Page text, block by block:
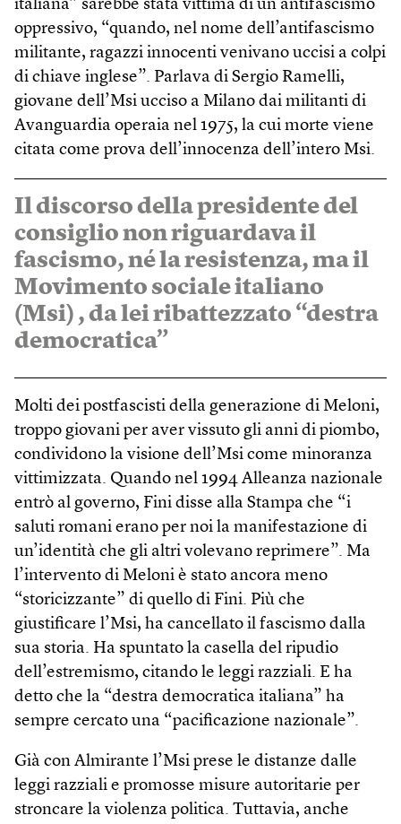
italiana” sarebbe stata vittima di un antifascismo
oppressivo, “quando, nel nome dell’antifascismo
militante, ragazzi innocenti venivano uccisi a colpi
di chiave inglese”. Parlava di Sergio Ramelli,
giovane dell’Msi ucciso a Milano dai militanti di
Avanguardia operaia nel 1975, la cui morte viene
citata come prova dell’innocenza dell’intero Msi.
Il discorso della presidente del
consiglio non riguardava il
fascismo, né la resistenza, ma il
Movimento sociale italiano
(Msi) , da lei ribattezzato “destra
democratica”
Molti dei postfascisti della generazione di Meloni,
troppo giovani per aver vissuto gli anni di piombo,
condividono la visione dell’Msi come minoranza
vittimizzata. Quando nel 1994 Alleanza nazionale
entrò al governo, Fini disse alla Stampa che “i
saluti romani erano per noi la manifestazione di
un’identità che gli altri volevano reprimere”. Ma
l’intervento di Meloni è stato ancora meno
“storicizzante” di quello di Fini. Più che
giustificare l’Msi, ha cancellato il fascismo dalla
sua storia. Ha spuntato la casella del ripudio
dell’estremismo, citando le leggi razziali. E ha
detto che la “destra democratica italiana” ha
sempre cercato una “pacificazione nazionale”.
Già con Almirante l’Msi prese le distanze dalle
leggi razziali e promosse misure autoritarie per
stroncare la violenza politica. Tuttavia, anche